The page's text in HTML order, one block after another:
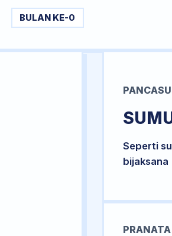
BULAN KE-0
Seperti
bijaksana